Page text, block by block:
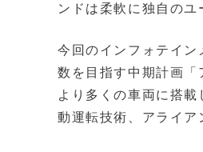
ンドは柔軟に独自のユ
今回のインフォテイ
数を目指す中期計画
より多くの車両に搭
動運転技術、アライア